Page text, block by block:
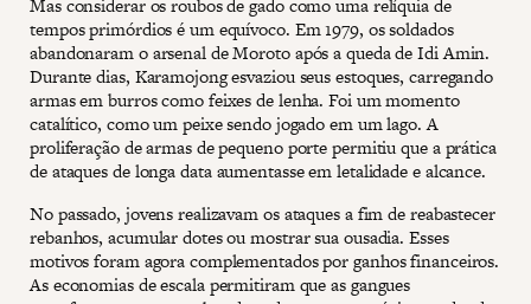
Mas considerar os roubos de gado como uma relíquia de
tempos primórdios é um equívoco. Em 1979, os soldados
abandonaram o arsenal de Moroto após a queda de Idi Amin.
Durante dias, Karamojong esvaziou seus estoques, carregando
armas em burros como feixes de lenha. Foi um momento
catalítico, como um peixe sendo jogado em um lago. A
proliferação de armas de pequeno porte permitiu que a prática
de ataques de longa data aumentasse em letalidade e alcance.
No passado, jovens realizavam os ataques a fim de reabastecer
rebanhos, acumular dotes ou mostrar sua ousadia. Esses
motivos foram agora complementados por ganhos financeiros.
As economias de escala permitiram que as gangues